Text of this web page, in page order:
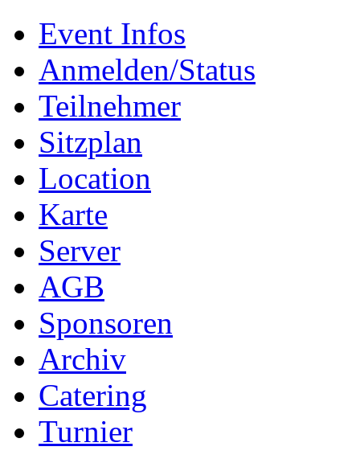
Event Infos
Anmelden/Status
Teilnehmer
Sitzplan
Location
Karte
Server
AGB
Sponsoren
Archiv
Catering
Turnier